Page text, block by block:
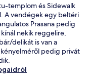
templom és Sidewalk
A vendégek egy beltéri
Prasana pedig
nekik reggelire,
delikát is van a
pedig privát